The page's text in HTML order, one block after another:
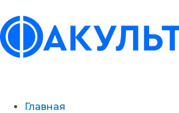
к
содержимому
МенюГлавная